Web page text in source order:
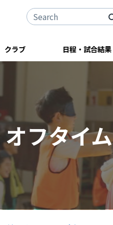
クラブ 日程・試合結果
フタイム